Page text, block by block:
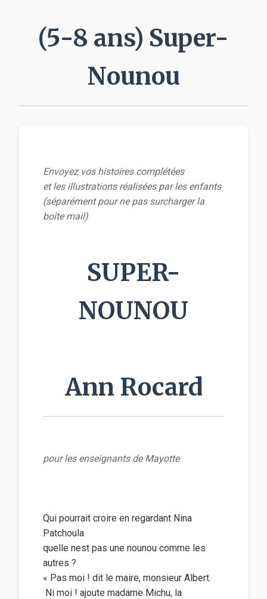
(5-8 ans) Super-
Nounou
Envoyez vos histoires complétées
et les illustrations réalisées par les enfants
(séparément pour ne pas surcharger la
boîte mail)
SUPER-
NOUNOU
Ann Rocard
pour les enseignants de Mayotte
Qui pourrait croire en regardant Nina
Patchoula
quelle nest pas une nounou comme les
autres ?
« Pas moi ! dit le maire, monsieur Albert.
 Ni moi ! ajoute madame Michu, la